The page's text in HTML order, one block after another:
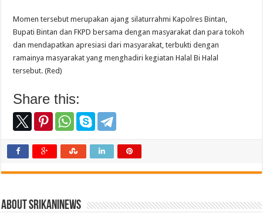
Momen tersebut merupakan ajang silaturrahmi Kapolres Bintan,
Bupati Bintan dan FKPD bersama dengan masyarakat dan para tokoh
dan mendapatkan apresiasi dari masyarakat, terbukti dengan
ramainya masyarakat yang menghadiri kegiatan Halal Bi Halal
tersebut. (Red)
Share this:
About srikaninews